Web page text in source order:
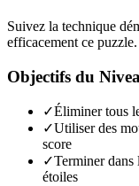
Suivez la technique
efficacement ce puzzle.
Objectifs du
✓Éliminer tous
✓Utiliser des
score
✓Terminer dans
étoiles